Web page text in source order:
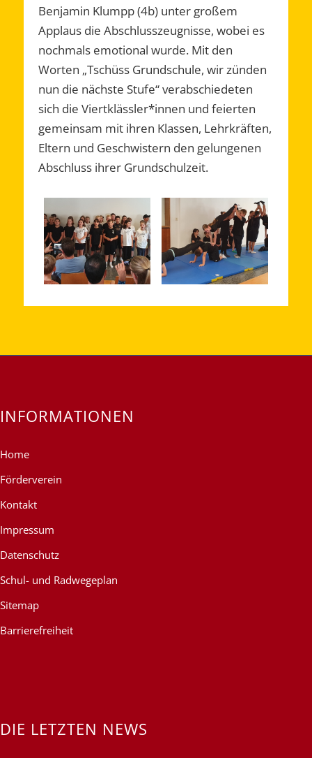
Benjamin Klumpp (4b) unter großem
Applaus die Abschlusszeugnisse, wobei es
nochmals emotional wurde. Mit den
Worten „Tschüss Grundschule, wir zünden
nun die nächste Stufe“ verabschiedeten
sich die Viertklässler*innen und feierten
gemeinsam mit ihren Klassen, Lehrkräften,
Eltern und Geschwistern den gelungenen
Abschluss ihrer Grundschulzeit.
INFORMATIONEN
Home
Förderverein
Kontakt
Impressum
Datenschutz
Schul- und Radwegeplan
Sitemap
Barrierefreiheit
DIE LETZTEN NEWS